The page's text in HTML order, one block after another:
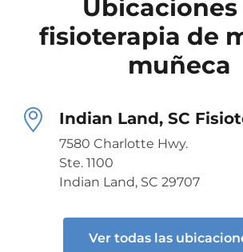
Ubicaciones
fisioterapia de
muñeca
Indian Land, SC
7580 Charlotte Hwy.
Ste. 1100
Indian Land, SC 29707
Ver todas las